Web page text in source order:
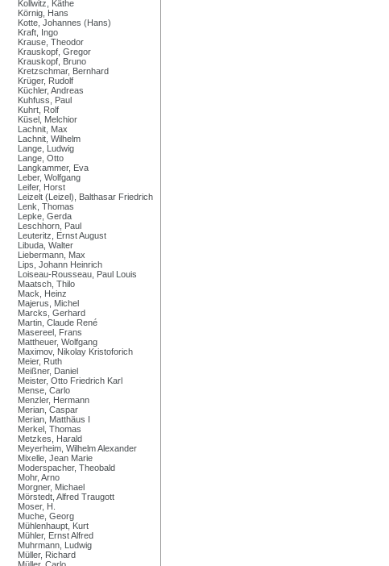
Kollwitz, Käthe
Körnig, Hans
Kotte, Johannes (Hans)
Kraft, Ingo
Krause, Theodor
Krauskopf, Gregor
Krauskopf, Bruno
Kretzschmar, Bernhard
Krüger, Rudolf
Küchler, Andreas
Kuhfuss, Paul
Kuhrt, Rolf
Küsel, Melchior
Lachnit, Max
Lachnit, Wilhelm
Lange, Ludwig
Lange, Otto
Langkammer, Eva
Leber, Wolfgang
Leifer, Horst
Leizelt (Leizel), Balthasar Friedrich
Lenk, Thomas
Lepke, Gerda
Leschhorn, Paul
Leuteritz, Ernst August
Libuda, Walter
Liebermann, Max
Lips, Johann Heinrich
Loiseau-Rousseau, Paul Louis
Maatsch, Thilo
Mack, Heinz
Majerus, Michel
Marcks, Gerhard
Martin, Claude René
Masereel, Frans
Mattheuer, Wolfgang
Maximov, Nikolay Kristoforich
Meier, Ruth
Meißner, Daniel
Meister, Otto Friedrich Karl
Mense, Carlo
Menzler, Hermann
Merian, Caspar
Merian, Matthäus I
Merkel, Thomas
Metzkes, Harald
Meyerheim, Wilhelm Alexander
Mixelle, Jean Marie
Moderspacher, Theobald
Mohr, Arno
Morgner, Michael
Mörstedt, Alfred Traugott
Moser, H.
Muche, Georg
Mühlenhaupt, Kurt
Mühler, Ernst Alfred
Muhrmann, Ludwig
Müller, Richard